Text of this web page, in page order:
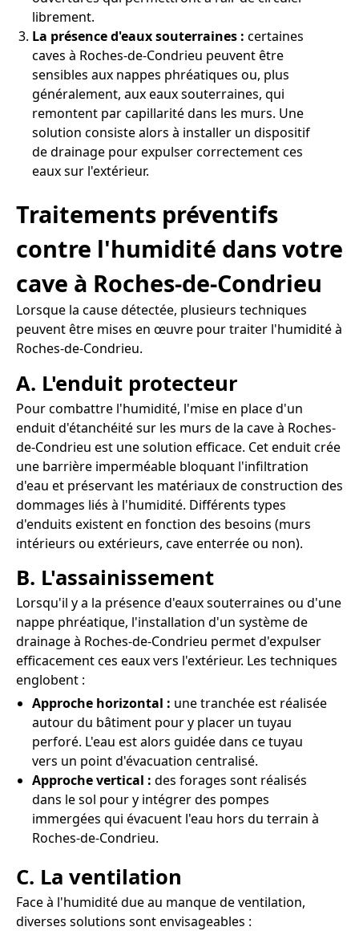
librement.
La présence d'eaux souterraines : certaines
caves à Roches-de-Condrieu peuvent être
sensibles aux nappes phréatiques ou, plus
généralement, aux eaux souterraines, qui
remontent par capillarité dans les murs. Une
solution consiste alors à installer un dispositif
de drainage pour expulser correctement ces
eaux sur l'extérieur.
Traitements préventifs
contre l'humidité dans votre
cave à Roches-de-Condrieu
Lorsque la cause détectée, plusieurs techniques
peuvent être mises en œuvre pour traiter l'humidité à
Roches-de-Condrieu.
A. L'enduit protecteur
Pour combattre l'humidité, l'mise en place d'un
enduit d'étanchéité sur les murs de la cave à Roches-
de-Condrieu est une solution efficace. Cet enduit crée
une barrière imperméable bloquant l'infiltration
d'eau et préservant les matériaux de construction des
dommages liés à l'humidité. Différents types
d'enduits existent en fonction des besoins (murs
intérieurs ou extérieurs, cave enterrée ou non).
B. L'assainissement
Lorsqu'il y a la présence d'eaux souterraines ou d'une
nappe phréatique, l'installation d'un système de
drainage à Roches-de-Condrieu permet d'expulser
efficacement ces eaux vers l'extérieur. Les techniques
englobent :
Approche horizontal : une tranchée est réalisée
autour du bâtiment pour y placer un tuyau
perforé. L'eau est alors guidée dans ce tuyau
vers un point d'évacuation centralisé.
Approche vertical : des forages sont réalisés
dans le sol pour y intégrer des pompes
immergées qui évacuent l'eau hors du terrain à
Roches-de-Condrieu.
C. La ventilation
Face à l'humidité due au manque de ventilation,
diverses solutions sont envisageables :